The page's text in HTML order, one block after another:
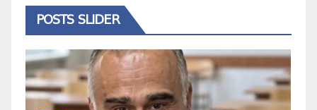
POSTS SLIDER